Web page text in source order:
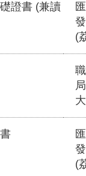
證書 (兼讀
(
(